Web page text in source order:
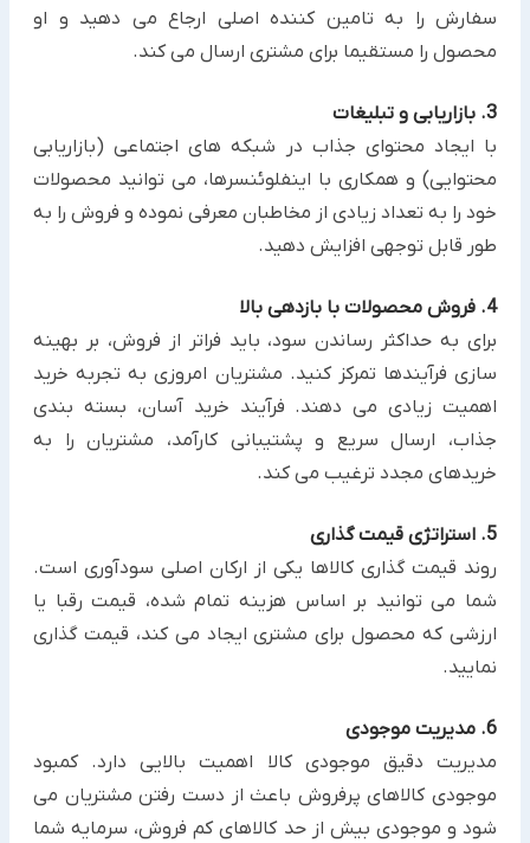
سفارش را به تامین کننده اصلی ارجاع می دهید و او
محصول را مستقیما برای مشتری ارسال می کند.
3. بازاریابی و تبلیغات
با ایجاد محتوای جذاب در شبکه های اجتماعی (بازاریابی
محتوایی) و همکاری با اینفلوئنسرها، می توانید محصولات
خود را به تعداد زیادی از مخاطبان معرفی نموده و فروش را به
طور قابل توجهی افزایش دهید.
4. فروش محصولات با بازدهی بالا
برای به حداکثر رساندن سود، باید فراتر از فروش، بر بهینه
سازی فرآیندها تمرکز کنید. مشتریان امروزی به تجربه خرید
اهمیت زیادی می دهند. فرآیند خرید آسان، بسته بندی
جذاب، ارسال سریع و پشتیبانی کارآمد، مشتریان را به
خریدهای مجدد ترغیب می کند.
5. استراتژی قیمت گذاری
روند قیمت گذاری کالاها یکی از ارکان اصلی سودآوری است.
شما می توانید بر اساس هزینه تمام شده، قیمت رقبا یا
ارزشی که محصول برای مشتری ایجاد می کند، قیمت گذاری
نمایید.
6. مدیریت موجودی
مدیریت دقیق موجودی کالا اهمیت بالایی دارد. کمبود
موجودی کالاهای پرفروش باعث از دست رفتن مشتریان می
شود و موجودی بیش از حد کالاهای کم فروش، سرمایه شما